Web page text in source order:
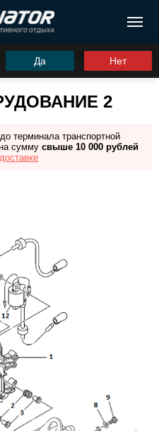
Да Нет
ПЛМ
G40FHS (G40FES)
2
терминала транспортной
сумму свыше 10 000 рублей